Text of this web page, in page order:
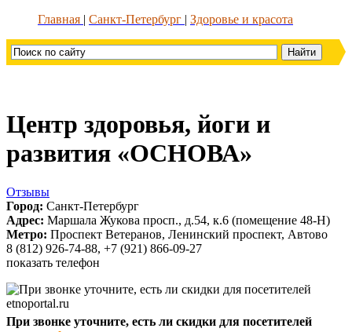
Главная
Санкт-Петербург Здоровье и красота
Центр здоровья, йоги и
развития «ОСНОВА»
Отзывы
Город: Санкт-Петербург
Адрес: Маршала Жукова просп., д.54, к.6 (помещение 48-Н)
Метро: Проспект Ветеранов, Ленинский проспект, Автово
8 (812) 926-74-88, +7 (921) 866-09-27
показать телефон
При звонке уточните, есть ли скидки для посетителей